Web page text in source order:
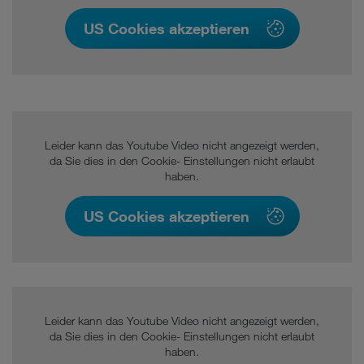
US Cookies akzeptieren
Leider kann das Youtube Video nicht angezeigt werden,
da Sie dies in den Cookie- Einstellungen nicht erlaubt
haben.
US Cookies akzeptieren
Leider kann das Youtube Video nicht angezeigt werden,
da Sie dies in den Cookie- Einstellungen nicht erlaubt
haben.